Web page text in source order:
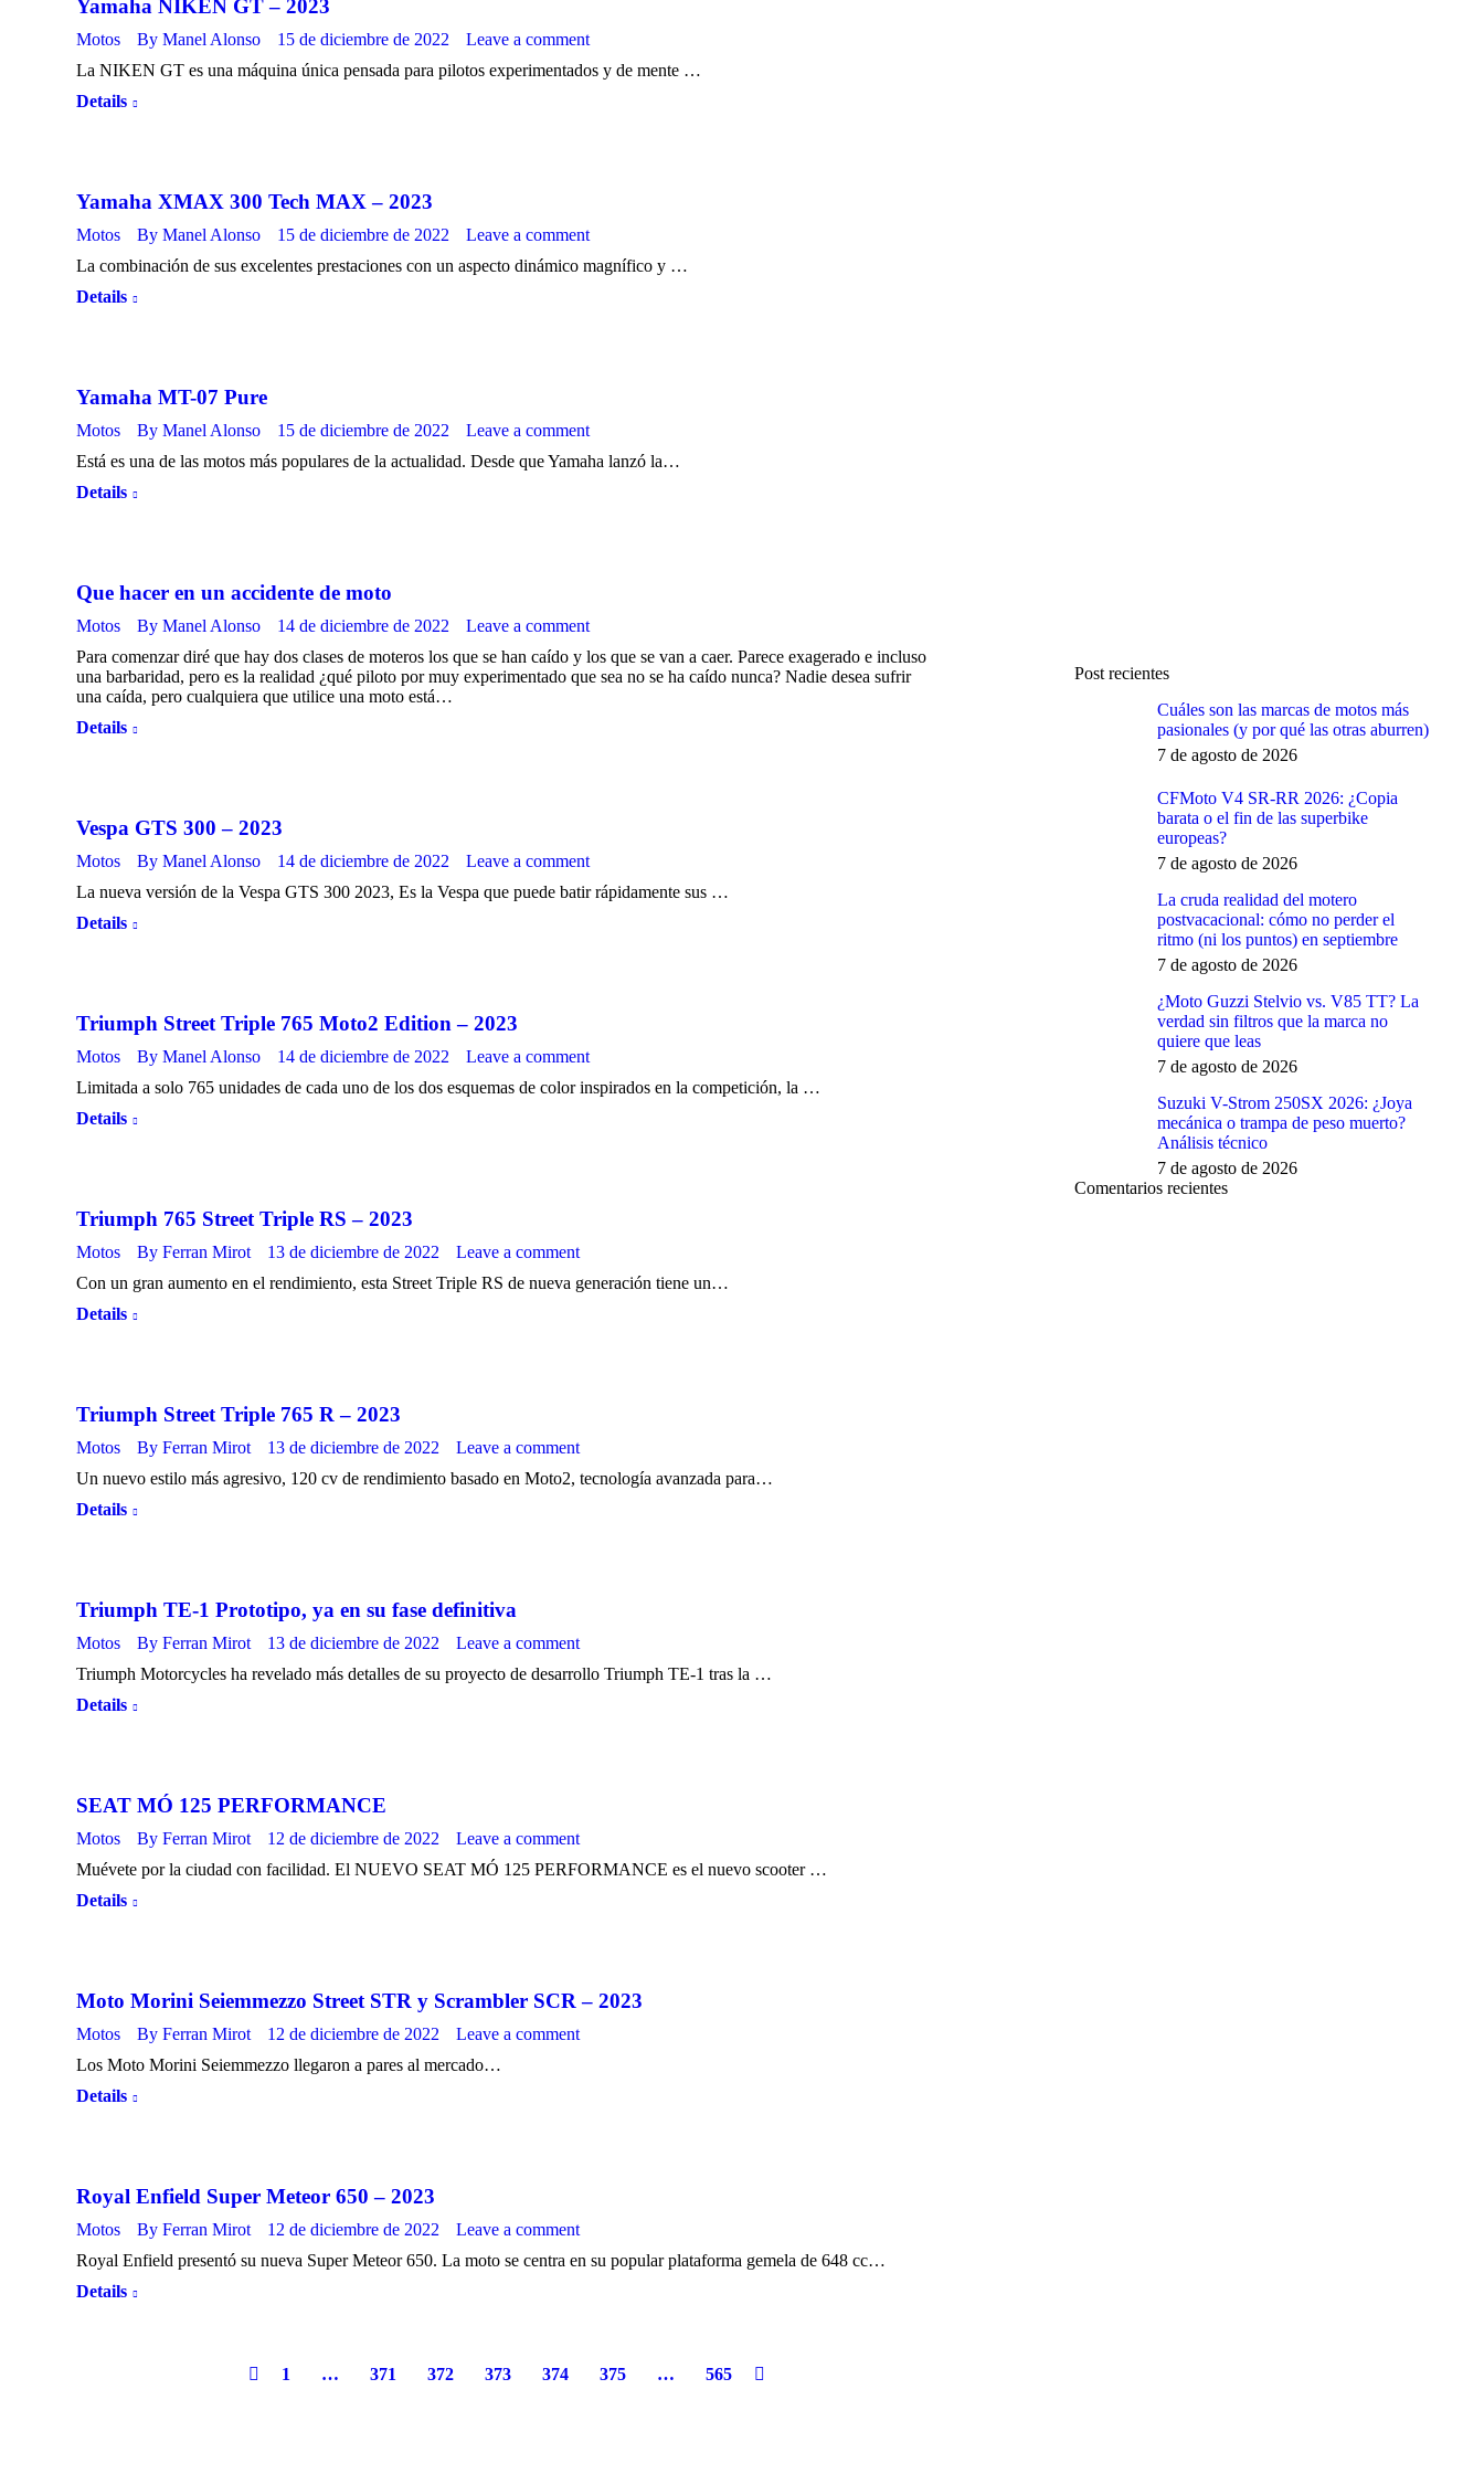
Yamaha NIKEN GT – 2023
Motos By Manel Alonso 15 de diciembre de 2022
Leave a comment
La NIKEN GT es una máquina única pensada para pilotos experimentados y de mente …
Details
Yamaha XMAX 300 Tech MAX – 2023
Motos By Manel Alonso 15 de diciembre de 2022
Leave a comment
La combinación de sus excelentes prestaciones con un aspecto dinámico magnífico y …
Details
Yamaha MT-07 Pure
Motos By Manel Alonso 15 de diciembre de 2022
Leave a comment
Está es una de las motos más populares de la actualidad. Desde que Yamaha lanzó la…
Details
Que hacer en un accidente de moto
Motos By Manel Alonso 14 de diciembre de 2022
Leave a comment
Para comenzar diré que hay dos clases de moteros los que se han caído y los que se van a caer. Parece exagerado e incluso
una barbaridad, pero es la realidad ¿qué piloto por muy experimentado que sea no se ha caído nunca? Nadie desea sufrir
una caída, pero cualquiera que utilice una moto está…
Details
Vespa GTS 300 – 2023
Motos By Manel Alonso 14 de diciembre de 2022
Leave a comment
La nueva versión de la Vespa GTS 300 2023, Es la Vespa que puede batir rápidamente sus …
Details
Triumph Street Triple 765 Moto2 Edition – 2023
Motos By Manel Alonso 14 de diciembre de 2022
Leave a comment
Limitada a solo 765 unidades de cada uno de los dos esquemas de color inspirados en la competición, la …
Details
Triumph 765 Street Triple RS – 2023
Motos By Ferran Mirot 13 de diciembre de 2022
Leave a comment
Con un gran aumento en el rendimiento, esta Street Triple RS de nueva generación tiene un…
Details
Triumph Street Triple 765 R – 2023
Motos By Ferran Mirot 13 de diciembre de 2022
Leave a comment
Un nuevo estilo más agresivo, 120 cv de rendimiento basado en Moto2, tecnología avanzada para…
Details
Triumph TE-1 Prototipo, ya en su fase definitiva
Motos By Ferran Mirot 13 de diciembre de 2022
Leave a comment
Triumph Motorcycles ha revelado más detalles de su proyecto de desarrollo Triumph TE-1 tras la …
Details
SEAT MÓ 125 PERFORMANCE
Motos By Ferran Mirot 12 de diciembre de 2022
Leave a comment
Muévete por la ciudad con facilidad. El NUEVO SEAT MÓ 125 PERFORMANCE es el nuevo scooter …
Details
Moto Morini Seiemmezzo Street STR y Scrambler SCR – 2023
Motos By Ferran Mirot 12 de diciembre de 2022
Leave a comment
Los Moto Morini Seiemmezzo llegaron a pares al mercado…
Details
Royal Enfield Super Meteor 650 – 2023
Motos By Ferran Mirot 12 de diciembre de 2022
Leave a comment
Royal Enfield presentó su nueva Super Meteor 650. La moto se centra en su popular plataforma gemela de 648 cc…
Details
1 … 371 372 373 374 375 … 565
Post recientes
Cuáles son las marcas de motos más
pasionales (y por qué las otras aburren)
7 de agosto de 2026
CFMoto V4 SR-RR 2026: ¿Copia
barata o el fin de las superbike
europeas?
7 de agosto de 2026
La cruda realidad del motero
postvacacional: cómo no perder el
ritmo (ni los puntos) en septiembre
7 de agosto de 2026
¿Moto Guzzi Stelvio vs. V85 TT? La
verdad sin filtros que la marca no
quiere que leas
7 de agosto de 2026
Suzuki V-Strom 250SX 2026: ¿Joya
mecánica o trampa de peso muerto?
Análisis técnico
7 de agosto de 2026
Comentarios recientes